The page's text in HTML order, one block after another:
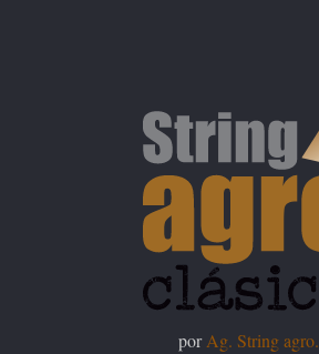
porAg. String agro.